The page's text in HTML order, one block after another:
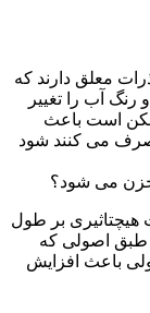
معلق دارند که
آب را تغییر
است باعث
می کنند شود
می شود؟
هیچتاثیری بر طول
اصولی که
باعث افزایش